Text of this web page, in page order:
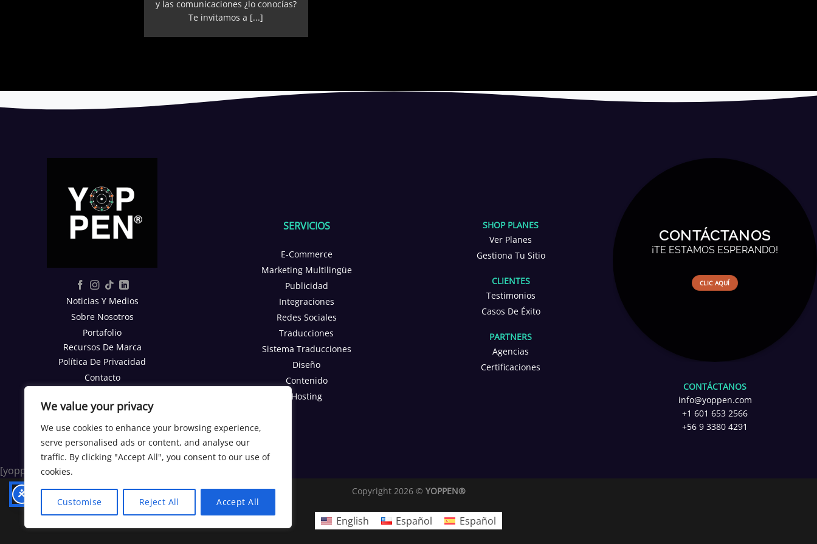
We value your privacy
We use cookies to enhance your browsing experience,
serve personalised ads or content, and analyse our
traffic. By clicking "Accept All", you consent to our use of
cookies.
Customise Reject All Accept All
y las comunicaciones ¿lo conocías?
Te invitamos a [...]
Noticias Y Medios
Sobre Nosotros
Portafolio
Recursos De Marca
Política De Privacidad
Contacto
Trabajos
Programa Afiliados
SERVICIOS
E-Commerce
Marketing Multilingüe
Publicidad
Integraciones
Redes Sociales
Traducciones
Sistema Traducciones
Diseño
Contenido
Hosting
SHOP PLANES
Ver Planes
Gestiona Tu Sitio
CLIENTES
Testimonios
Casos De Éxito
PARTNERS
Agencias
Certificaciones
CONTÁCTANOS
¡TE ESTAMOS ESPERANDO!
CLIC AQUÍ
CONTÁCTANOS
info@yoppen.com
+1 601 653 2566
+56 9 3380 4291
[yoppen_chatbot]
Copyright 2026 © YOPPEN®
English Español Español